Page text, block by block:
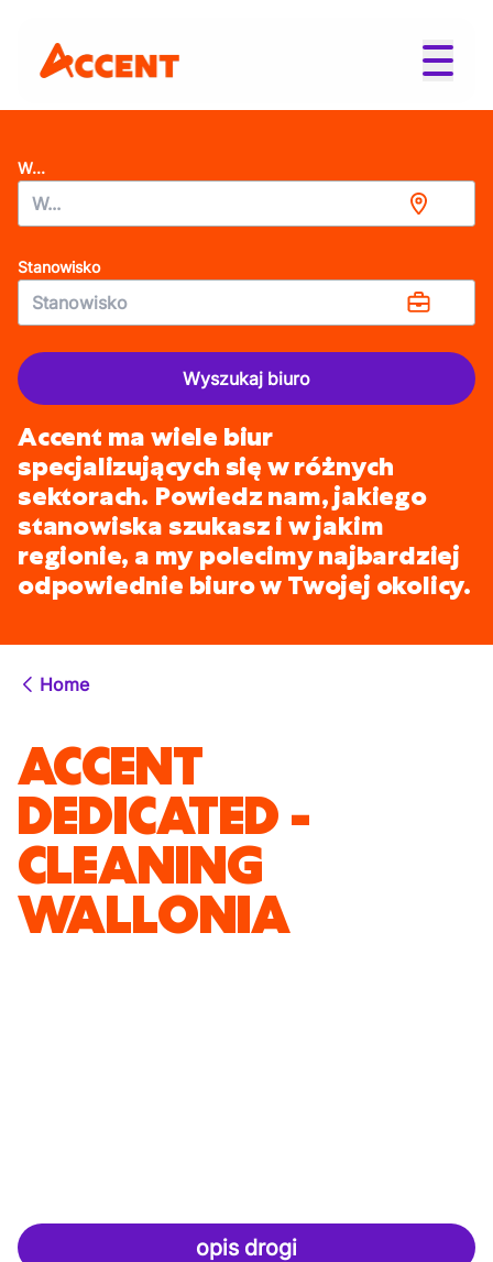
W...
Stanowisko
Wyszukaj biuro
Accent ma wiele biur
specjalizujących się w różnych
sektorach. Powiedz nam, jakiego
stanowiska szukasz i w jakim
regionie, a my polecimy najbardziej
odpowiednie biuro w Twojej okolicy.
Home
ACCENT
DEDICATED -
CLEANING
WALLONIA
opis drogi